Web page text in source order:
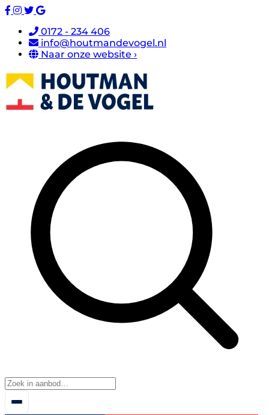
0172 - 234 406
info@houtmandevogel.nl
Naar onze website ›